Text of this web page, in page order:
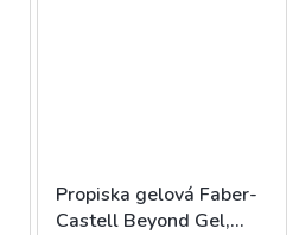
Propiska gelová Faber-
Castell Beyond Gel,